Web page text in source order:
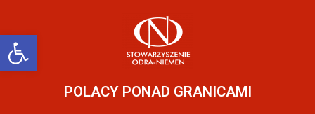
Otwórz pasek narzędzi
POLACY PONAD GRANICAMI